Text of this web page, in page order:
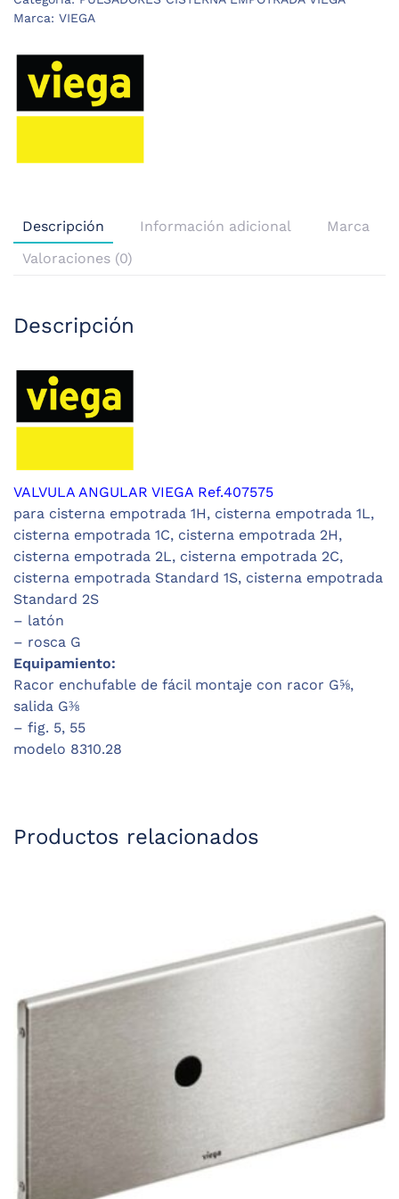
Marca: VIEGA
Descripción Información adicional
Marca
Valoraciones (0)
Descripción
VALVULA ANGULAR VIEGA Ref.407575
para cisterna empotrada 1H, cisterna empotrada 1L,
cisterna empotrada 1C, cisterna empotrada 2H,
cisterna empotrada 2L, cisterna empotrada 2C,
cisterna empotrada Standard ­1S, cisterna empotrada
Standard ­2S
– latón
– rosca G
Equipamiento:
Racor enchufable de fácil montaje con racor G⅝,
salida G⅜
– fig. 5, 55
modelo 8310.28
Productos relacionados